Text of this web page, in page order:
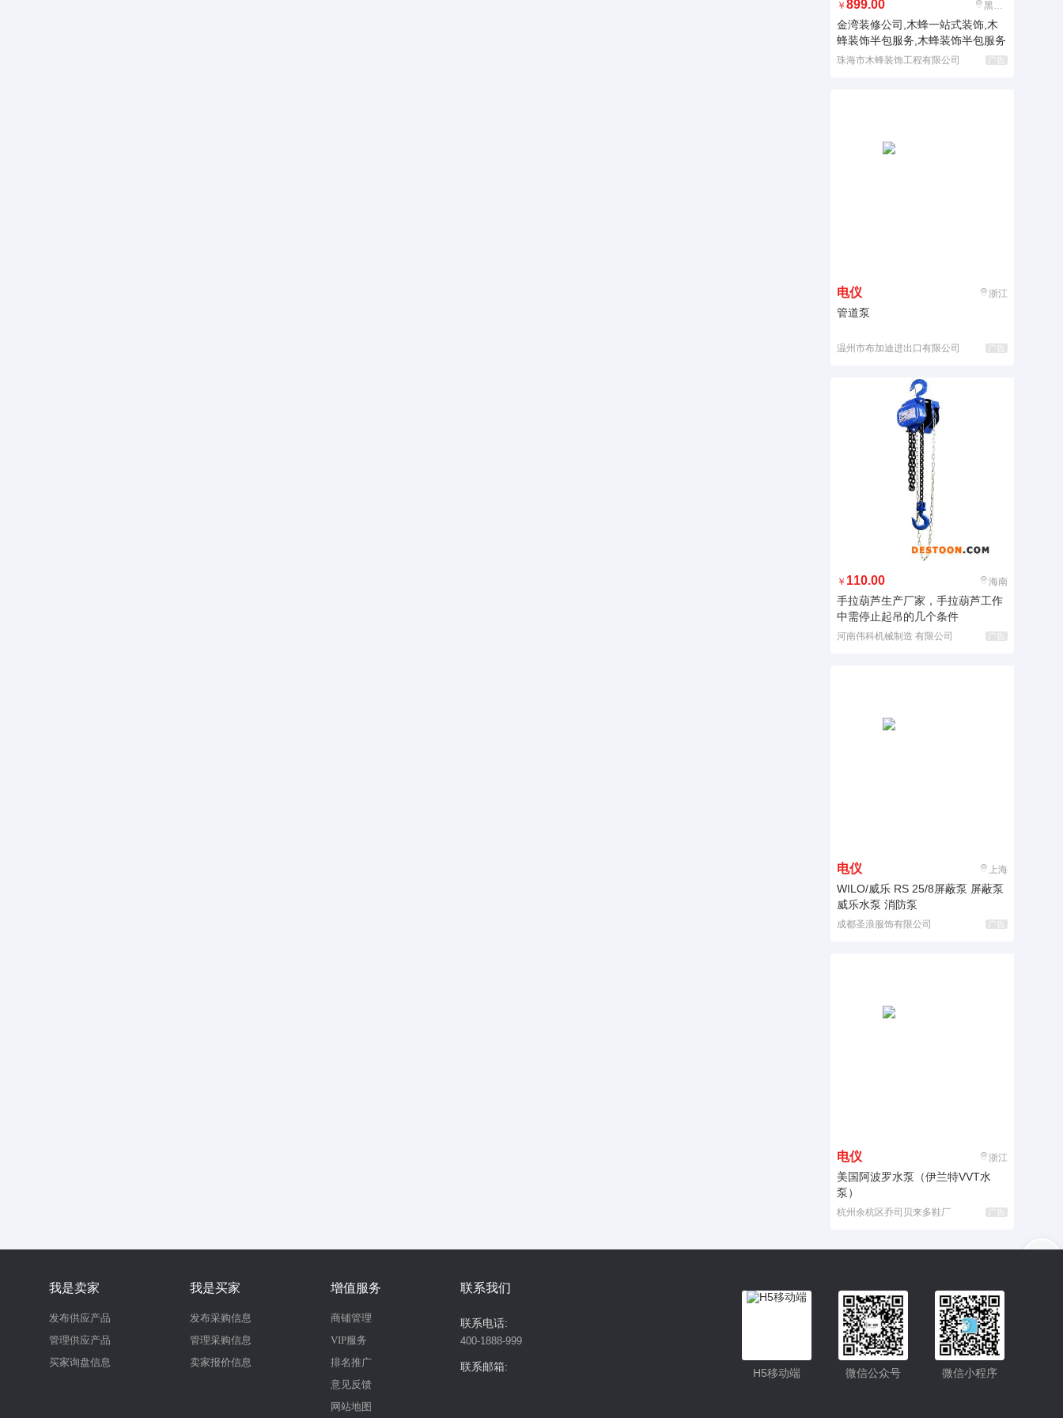
￥ 899.00 黑龙江
金湾装修公司,木蜂一站式装饰,木
蜂装饰半包服务,木蜂装饰半包服务
珠海市木蜂装饰工程有限公司 广告
电仪 浙江
管道泵
温州市布加迪进出口有限公司 广告
￥ 110.00 海南
手拉葫芦生产厂家，手拉葫芦工作
中需停止起吊的几个条件
河南伟科机械制造 有限公司 广告
电仪 上海
WILO/威乐 RS 25/8屏蔽泵 屏蔽泵
威乐水泵 消防泵
成都圣浪服饰有限公司 广告
电仪 浙江
美国阿波罗水泵（伊兰特VVT水
泵）
杭州余杭区乔司贝来多鞋厂 广告
我是卖家
发布供应产品
管理供应产品
买家询盘信息
我是买家
发布采购信息
管理采购信息
卖家报价信息
增值服务
商铺管理
VIP服务
排名推广
意见反馈
网站地图
联系我们
联系电话:
400-1888-999
联系邮箱: 微信小程序
微信公众号
H5移动端
小程序更便捷的查找产品